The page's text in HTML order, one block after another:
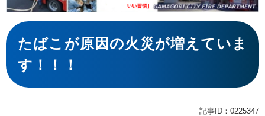
本
文
たばこが原因の火災が増えていま
す！！！
記事ID：0225347